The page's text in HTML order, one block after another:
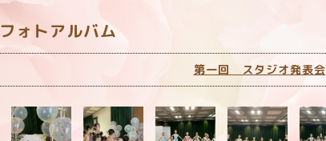
フォトアルバム
第一回 スタジオ発表会